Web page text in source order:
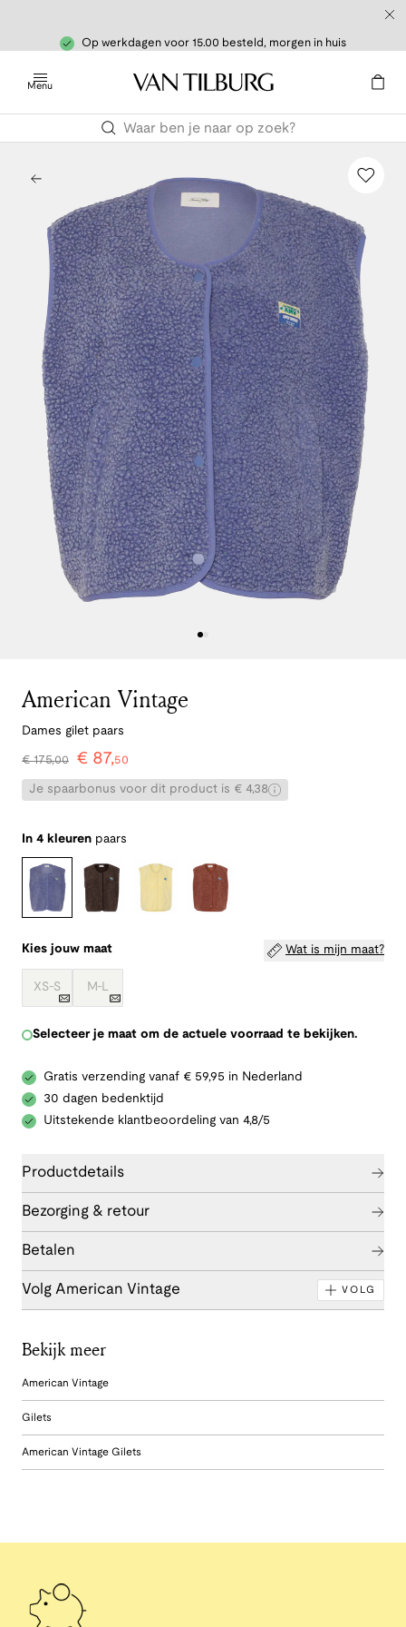
Op werkdagen voor 15.00 besteld, morgen in huis
Menu
American Vintage
Dames gilet paars
€175,00 € 87,50
Je spaarbonus voor dit product is € 4,38
In 4 kleuren paars
Kies jouw maat Wat is mijn maat?
XS-S M-L
Selecteer je maat om de actuele voorraad te bekijken.
Gratis verzending vanaf € 59,95 in Nederland
30 dagen bedenktijd
Uitstekende klantbeoordeling van 4,8/5
Productdetails
Bezorging & retour
Betalen
Volg American Vintage VOLG
Bekijk meer
American Vintage
Gilets
American Vintage Gilets